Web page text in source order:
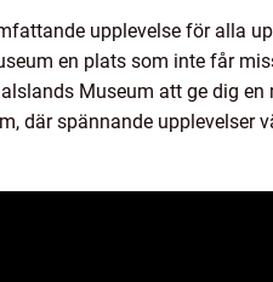
upplevelse för alla
en plats som inte får
Museum att ge dig
där spännande upplevelser